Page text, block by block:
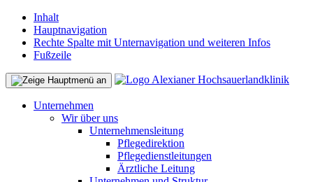
Inhalt
Hauptnavigation
Rechte Spalte mit Unternavigation und weiteren Infos
Fußzeile
Unternehmen
Wir über uns
Unternehmensleitung
Pflegedirektion
Pflegedienstleitungen
Ärztliche Leitung